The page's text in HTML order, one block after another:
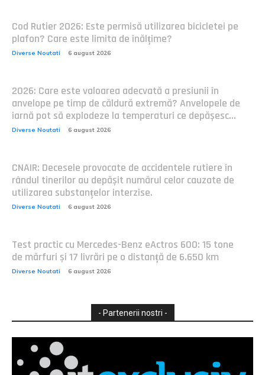
Cod Rutier 2026: Este permisă utilizarea bicicletei pe
plafon? Care este limita de înălțime?
Diverse Noutati 6 august 2026
2026: Care este valoarea adecvată a presiunii în
anvelope pe timp de căldură extremă? Anvelopele de
iarnă pot să explodeze la temperaturi ce depășesc...
Diverse Noutati 6 august 2026
CNAIR: Decesele provocate de accidentele rutiere în
rândul tinerilor au depășit numărul celor cauzate de
utilizarea substanțelor interzise.
Diverse Noutati 6 august 2026
Test practic cu Mercedes-Benz eActros 600: 15 tone
de mărfuri și 17 livrări pe o distanță de 6.650 km
Diverse Noutati 6 august 2026
- Partenerii nostri -